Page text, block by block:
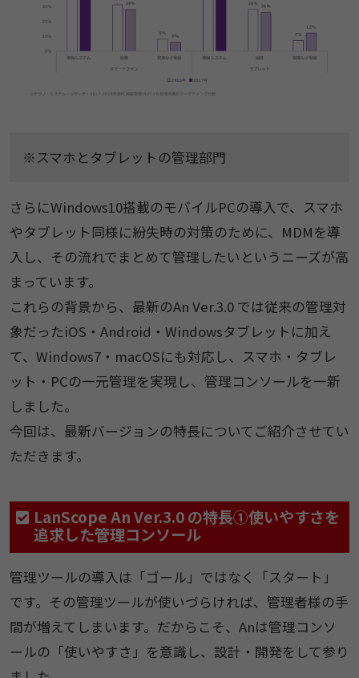
※スマホとタブレットの管理部門
さらにWindows10搭載のモバイルPCの導入で、スマホ
やタブレット同様に紛失時の対策のために、MDMを導
入し、その流れでまとめて管理したいというニーズが高
まっています。
これらの背景から、最新のAn Ver.3.0 では従来の管理対
象だったiOS・Android・Windowsタブレットに加え
て、Windows7・macOSにも対応し、スマホ・タブレ
ット・PCの一元管理を実現し、管理コンソールを一新
しました。
今回は、最新バージョンの特長についてご紹介させてい
ただきます。
LanScope An Ver.3.0 の特長①使いやすさを
追求した管理コンソール
管理ツールの導入は「ゴール」ではなく「スタート」
です。その管理ツールが使いづらければ、管理者様の手
間が増えてしまいます。だからこそ、Anは管理コンソ
ールの「使いやすさ」を意識し、設計・開発をして参り